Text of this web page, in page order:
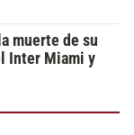
muerte de su
Inter Miami y